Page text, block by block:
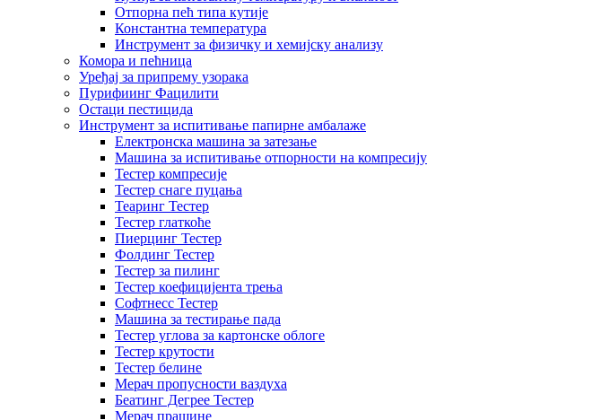
Отпорна пећ типа кутије
Константна температура
Инструмент за физичку и хемијску анализу
Комора и пећница
Уређај за припрему узорака
Пурифиинг Фацилити
Остаци пестицида
Инструмент за испитивање папирне амбалаже
Електронска машина за затезање
Машина за испитивање отпорности на компресију
Тестер компресије
Тестер снаге пуцања
Теаринг Тестер
Тестер глаткоће
Пиерцинг Тестер
Фолдинг Тестер
Тестер за пилинг
Тестер коефицијента трења
Софтнесс Тестер
Машина за тестирање пада
Тестер углова за картонске облоге
Тестер крутости
Тестер белине
Мерач пропусности ваздуха
Беатинг Дегрее Тестер
Мерач прашине